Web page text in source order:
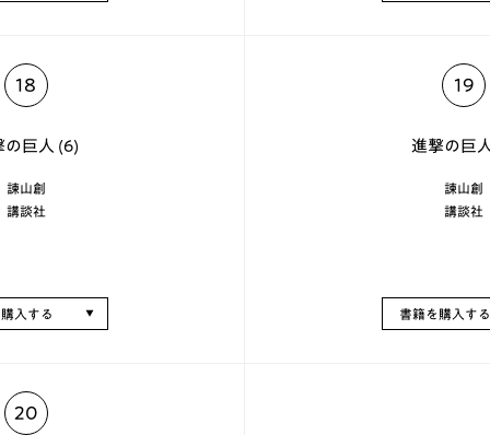
18
の巨人 (6)
諫山創
講談社
入する
19
進撃の巨
諫山創
講談社
書籍を購入する
20